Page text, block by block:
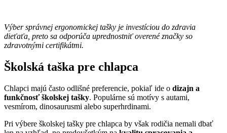
Výber správnej ergonomickej tašky je investíciou do zdravia
dieťaťa, preto sa odporúča uprednostniť overené značky so
zdravotnými certifikátmi.
Školská taška pre chlapca
Chlapci majú často odlišné preferencie, pokiaľ ide o dizajn a
funkčnosť školskej tašky. Populárne sú motívy s autami,
vesmírom, dinosaurusmi alebo superhrdinami.
Pri výbere školskej tašky pre chlapca by však rodičia nemali dbať